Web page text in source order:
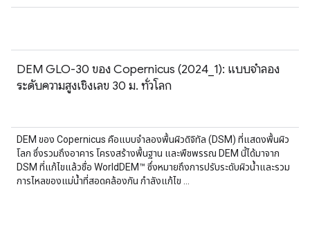
DEM GLO-30 ของ Copernicus (2024_1): แบบจำลอง
ระดับความสูงเชิงเลข 30 ม. ทั่วโลก
DEM ของ Copernicus คือแบบจำลองพื้นผิวดิจิทัล (DSM) ที่แสดงพื้นผิว
โลก ซึ่งรวมถึงอาคาร โครงสร้างพื้นฐาน และพืชพรรณ DEM นี้ได้มาจาก
DSM ที่แก้ไขแล้วชื่อ WorldDEM™ ซึ่งหมายถึงการปรับระดับผิวน้ำและรวม
การไหลของแม่น้ำที่สอดคล้องกัน กำลังแก้ไข …